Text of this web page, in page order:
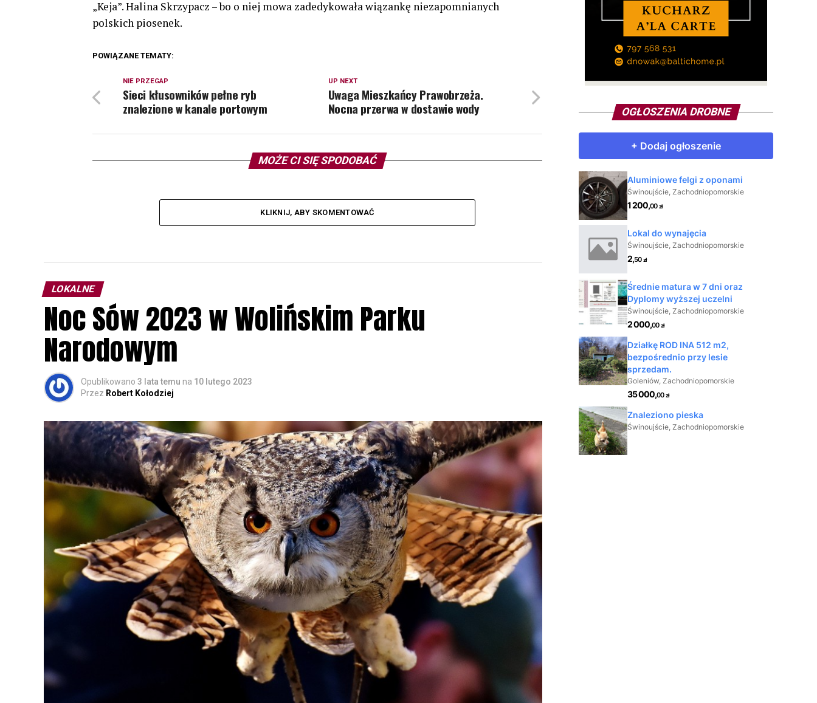
„Keja”. Halina Skrzypacz – bo o niej mowa zadedykowała wiązankę niezapomnianych
polskich piosenek.
POWIĄZANE TEMATY:
UP NEXT
Uwaga Mieszkańcy Prawobrzeża.
Nocna przerwa w dostawie wody
NIE PRZEGAP
Sieci kłusowników pełne ryb
znalezione w kanale portowym
MOŻE CI SIĘ SPODOBAĆ
KLIKNIJ, ABY SKOMENTOWAĆ
LOKALNE
Noc Sów 2023 w Wolińskim Parku
Narodowym
Opublikowano 3 lata temu na 10 lutego 2023
Przez Robert Kołodziej
OGŁOSZENIA DROBNE